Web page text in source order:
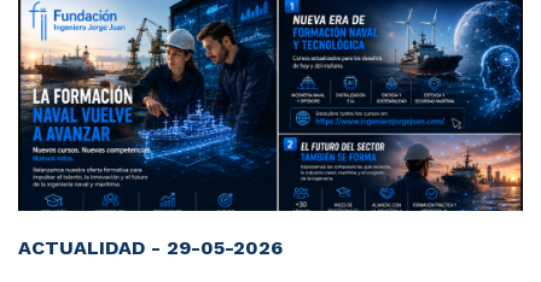
ACTUALIDAD - 29-05-2026